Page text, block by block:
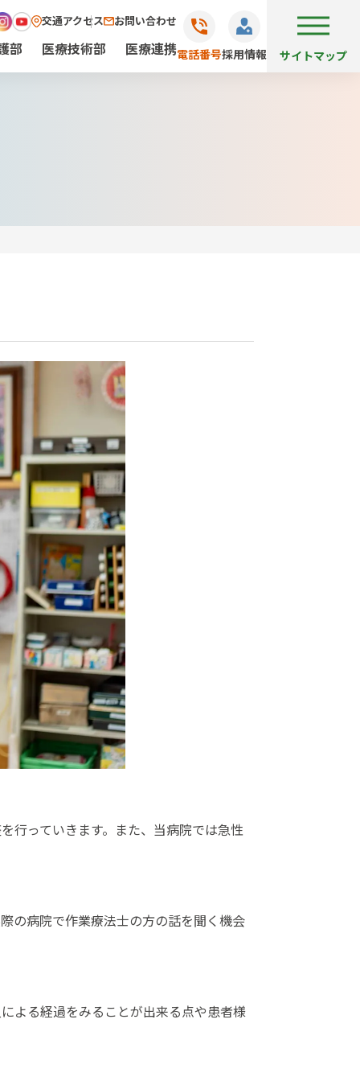
交通アクセス お問い合わせ
部 医療技術部 医療連携電話番号採用情報 サイトマップ
行っていきます。また、当病院では急性
の病院で作業療法士の方の話を聞く機会
よる経過をみることが出来る点や患者様